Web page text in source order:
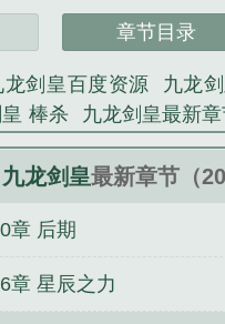
精心创作的玄幻修真类
章节目录
龙剑皇百度资源 九龙
棒杀 九龙剑皇最新
龙神剑电影名字 九龙
万族入侵：我率亿万妖
主打压气运之子 消失
九龙剑皇最新章节（
章 后期
章 星辰之力